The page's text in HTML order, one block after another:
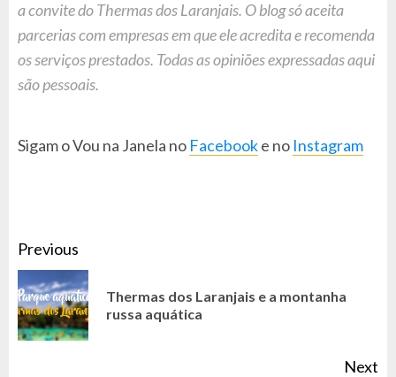
a convite do Thermas dos Laranjais. O blog só aceita
parcerias com empresas em que ele acredita e recomenda
os serviços prestados. Todas as opiniões expressadas aqui
são pessoais.
Sigam o Vou na Janela no Facebooke no Instagram
CONTINUE
READING
Previous
Thermas dos Laranjais e a montanha
russa aquática
Next